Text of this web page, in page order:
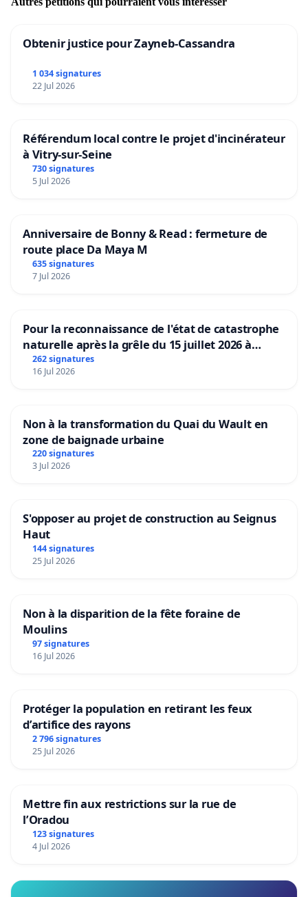
Obtenir justice pour Zayneb-Cassandra
1 034 signatures
22 Jul 2026
Référendum local contre le projet d'incinérateur
à Vitry-sur-Seine
730 signatures
5 Jul 2026
Anniversaire de Bonny & Read : fermeture de
route place Da Maya M
635 signatures
7 Jul 2026
Pour la reconnaissance de l'état de catastrophe
naturelle après la grêle du 15 juillet 2026 à
Aubenas et ses alentours
262 signatures
16 Jul 2026
Non à la transformation du Quai du Wault en
zone de baignade urbaine
220 signatures
3 Jul 2026
S'opposer au projet de construction au Seignus
Haut
144 signatures
25 Jul 2026
Non à la disparition de la fête foraine de
Moulins
97 signatures
16 Jul 2026
Protéger la population en retirant les feux
d’artifice des rayons
2 796 signatures
25 Jul 2026
Mettre fin aux restrictions sur la rue de
l’Oradou
123 signatures
4 Jul 2026